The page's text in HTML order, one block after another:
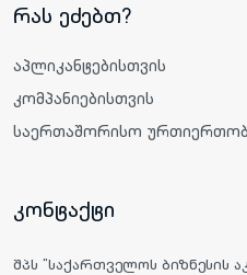
რას ეძებთ?
აპლიკანტებისთვის
კომპანიებისთვის
საერთაშორისო
კონტაქტი
შპს "საქართველოს ბიზნესის